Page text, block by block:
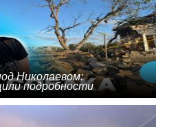
Николаевом:
подробности